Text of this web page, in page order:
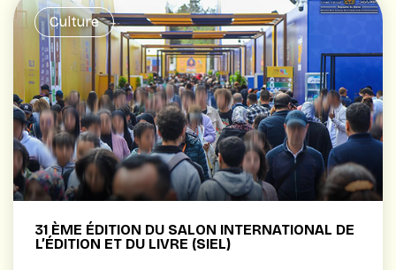
Culture
31 ÈME ÉDITION DU SALON INTERNATIONAL DE
L’ÉDITION ET DU LIVRE (SIEL)